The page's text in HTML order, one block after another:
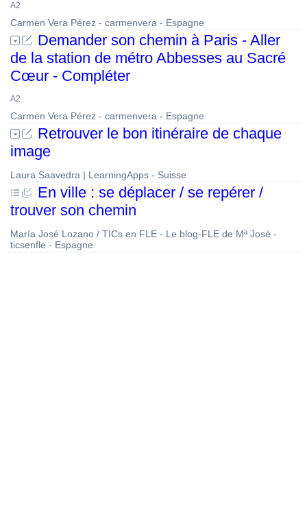
A2
Carmen Vera Pérez - carmenvera - Espagne
Demander son chemin à Paris - Aller
de la station de métro Abbesses au Sacré
Cœur - Compléter
A2
Carmen Vera Pérez - carmenvera - Espagne
Retrouver le bon itinéraire de chaque
image
Laura Saavedra | LearningApps - Suisse
En ville : se déplacer / se repérer /
trouver son chemin
María José Lozano / TICs en FLE - Le blog-FLE de Mª José -
ticsenfle - Espagne